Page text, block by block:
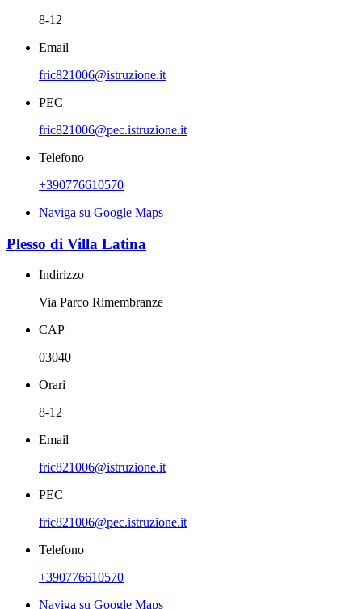
8-12
Email
fric821006@istruzione.it
PEC
fric821006@pec.istruzione.it
Telefono
+390776610570
Naviga su Google Maps
Plesso di Villa Latina
Indirizzo
Via Parco Rimembranze
CAP
03040
Orari
8-12
Email
fric821006@istruzione.it
PEC
fric821006@pec.istruzione.it
Telefono
+390776610570
Naviga su Google Maps